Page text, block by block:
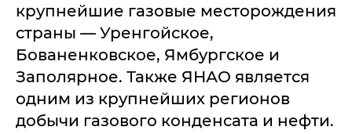
крупнейшие газовые месторождения
страны — Уренгойское,
Бованенковское, Ямбургское и
Заполярное. Также ЯНАО является
одним из крупнейших регионов
добычи газового конденсата и нефти.